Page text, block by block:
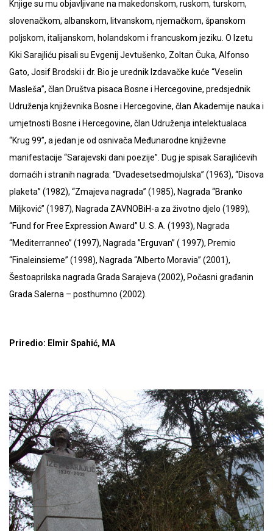
Knjige su mu objavljivane na makedonskom, ruskom, turskom,
slovenačkom, albanskom, litvanskom, njemačkom, španskom
poljskom, italijanskom, holandskom i francuskom jeziku. O Izetu
Kiki Sarajliću pisali su Evgenij Jevtušenko, Zoltan Čuka, Alfonso
Gato, Josif Brodski i dr. Bio je urednik Izdavačke kuće “Veselin
Masleša”, član Društva pisaca Bosne i Hercegovine, predsjednik
Udruženja književnika Bosne i Hercegovine, član Akademije nauka i
umjetnosti Bosne i Hercegovine, član Udruženja intelektualaca
“Krug 99”, a jedan je od osnivača Međunarodne književne
manifestacije “Sarajevski dani poezije”. Dug je spisak Sarajlićevih
domaćih i stranih nagrada: “Dvadesetsedmojulska” (1963), “Disova
plaketa” (1982), “Zmajeva nagrada” (1985), Nagrada “Branko
Miljković” (1987), Nagrada ZAVNOBiH-a za životno djelo (1989),
“Fund for Free Expression Award” U. S. A. (1993), Nagrada
“Mediterranneo” (1997), Nagrada ”Erguvan” ( 1997), Premio
“Finaleinsieme” (1998), Nagrada “Alberto Moravia” (2001),
Šestoaprilska nagrada Grada Sarajeva (2002), Počasni građanin
Grada Salerna – posthumno (2002).
Priredio: Elmir Spahić, MA